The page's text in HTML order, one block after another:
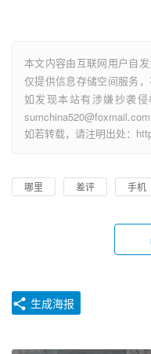
本文内容由互联网用户自
仅提供信息存储空间服务
如发现本站有涉嫌抄袭
如若转载，请注明出处：
哪里 差评 手机
生成海报